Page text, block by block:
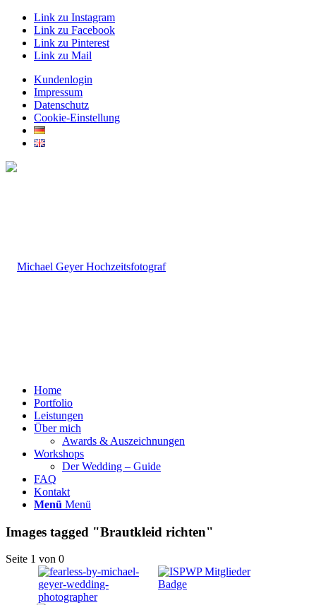
Link zu Instagram
Link zu Facebook
Link zu Pinterest
Link zu Mail
Kundenlogin
Impressum
Datenschutz
Cookie-Einstellung
Home
Portfolio
Leistungen
Über mich
Awards & Auszeichnungen
Workshops
Der Wedding – Guide
FAQ
Kontakt
Menü Menü
Images tagged "Brautkleid richten"
Seite 1 von 0